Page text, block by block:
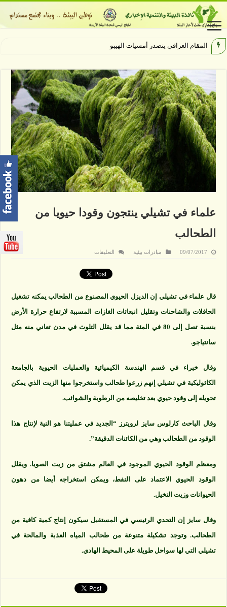
المقام العراقي يتصدر أمسيات الهيبودروم في
علماء في تشيلي ينتجون وقودا حيويا من
الطحالب
09/07/2017 مبادرات بيئية التعليقات
تشيلي
ينتجون
من
مغلقة
قال علماء في تشيلي إن الديزل الحيوي المصنوع من الطحالب يمكنه تشغيل
الحافلات والشاحنات وتقليل انبعاثات الغازات المسببة لارتفاع حرارة الأرض
بنسبة تصل إلى 80 في المئة مما قد يقلل التلوث في مدن تعاني منه مثل
سانتياجو.
وقال خبراء في قسم الهندسة الكيميائية والعمليات الحيوية بالجامعة
الكاثوليكية في تشيلي إنهم زرعوا طحالب واستخرجوا منها الزيت الذي يمكن
تحويله إلى وقود حيوي بعد تخليصه من الرطوبة والشوائب.
وقال الباحث كارلوس سايز لرويترز “الجديد في عمليتنا هو النية لإنتاج هذا
الوقود من الطحالب وهي من الكائنات الدقيقة”.
ومعظم الوقود الحيوي الموجود في العالم مشتق من زيت الصويا. ويقلل
الوقود الحيوي الاعتماد على النفط، ويمكن استخراجه أيضا من دهون
الحيوانات وزيت النخيل.
وقال سايز إن التحدي الرئيسي في المستقبل سيكون إنتاج كمية كافية من
الطحالب. وتوجد تشكيلة متنوعة من طحالب المياه العذبة والمالحة في
تشيلي التي لها سواحل طويلة على المحيط الهادي.